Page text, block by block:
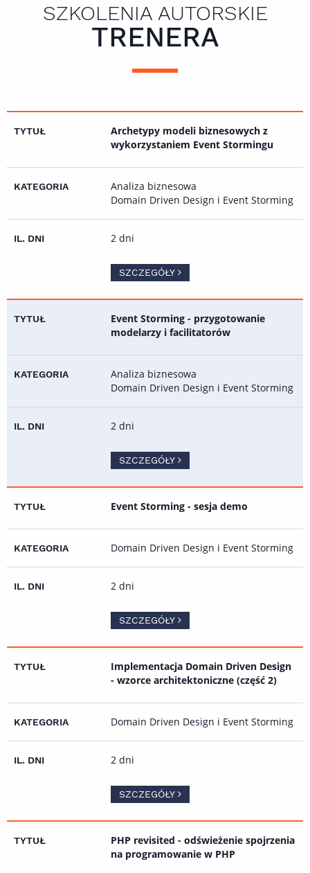
SZKOLENIA AUTORSKIE
TRENERA
Archetypy modeli biznesowych z
wykorzystaniem Event Stormingu
Analiza biznesowa
Domain Driven Design i Event Storming
2 dni
SZCZEGÓŁY
Event Storming - przygotowanie
modelarzy i facilitatorów
Analiza biznesowa
Domain Driven Design i Event Storming
2 dni
SZCZEGÓŁY
Event Storming - sesja demo
Domain Driven Design i Event Storming
2 dni
SZCZEGÓŁY
Implementacja Domain Driven Design
- wzorce architektoniczne (część 2)
Domain Driven Design i Event Storming
2 dni
SZCZEGÓŁY
PHP revisited - odświeżenie spojrzenia
na programowanie w PHP